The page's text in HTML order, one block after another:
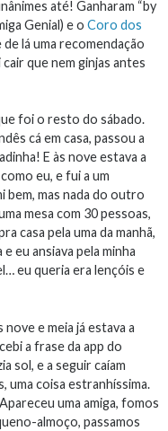
até! Ganharam “by
Genial) e o Coro dos
lá uma recomendação
que nem ginjas antes
foi o resto do sábado.
cá em casa, passou a
E às nove estava a
eu, e fui a um
bem, mas nada do outro
mesa com 30 pessoas,
casa pela uma da manhã,
eu ansiava pela minha
eu queria era lençóis e
nove e meia já estava a
a frase da app do
sol, e a seguir caíam
uma coisa estranhíssima.
uma amiga, fomos
almoço, passamos